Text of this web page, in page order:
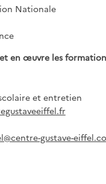
Nationale
en œuvre les
et entretien
gustave-